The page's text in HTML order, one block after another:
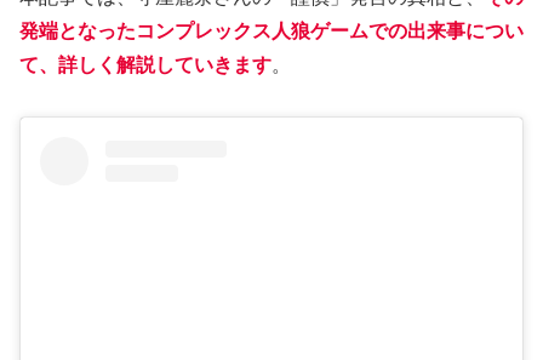
発端となったコンプレックス人狼ゲームでの出来事につい
て、詳しく解説していきます。